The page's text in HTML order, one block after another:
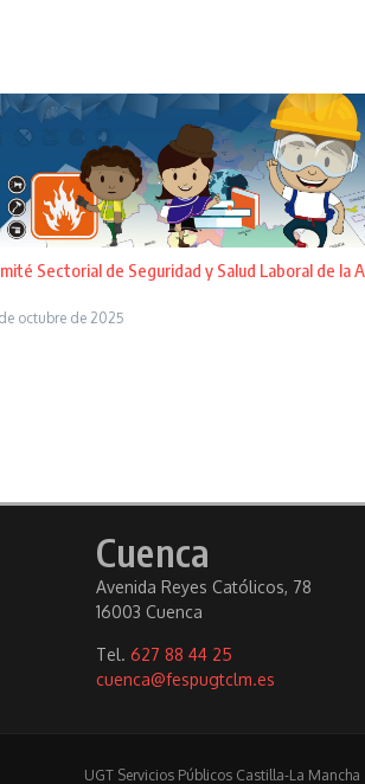
Sectorial de Seguridad y Salud Laboral de la
octubre de 2025
Cuenca
Avenida Reyes Católicos, 78
16003 Cuenca
Tel. 627 88 44 25
cuenca@fespugtclm.es
UGT Servicios Públicos Castilla-La Mancha